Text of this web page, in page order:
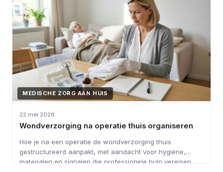
MEDISCHE ZORG AAN HUIS
22 mei 2026
Wondverzorging na operatie thuis organiseren
Hoe je na een operatie de wondverzorging thuis
gestructureerd aanpakt, met aandacht voor hygiëne,
materialen en signalen die professionele hulp vereisen.